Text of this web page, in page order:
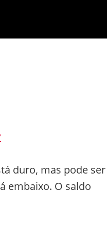
duro, mas pode
embaixo. O saldo